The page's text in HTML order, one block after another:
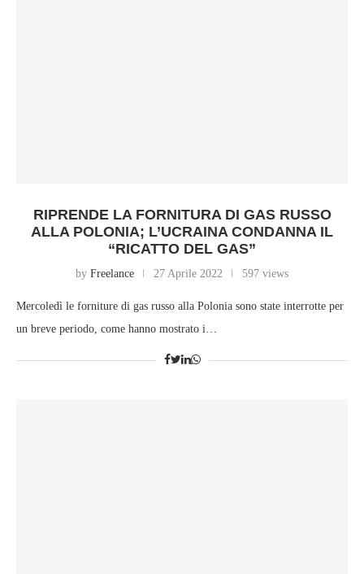
RIPRENDE LA FORNITURA DI GAS RUSSO
ALLA POLONIA; L’UCRAINA CONDANNA IL
“RICATTO DEL GAS”
by Freelance 27 Aprile 2022 597 views
Mercoledì le forniture di gas russo alla Polonia sono state interrotte per
un breve periodo, come hanno mostrato i…